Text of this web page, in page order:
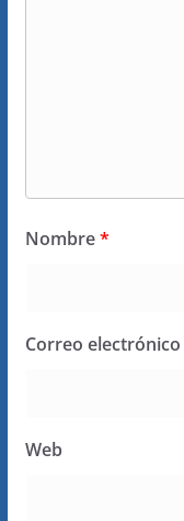
Nombre*
Correo electrónico
Web